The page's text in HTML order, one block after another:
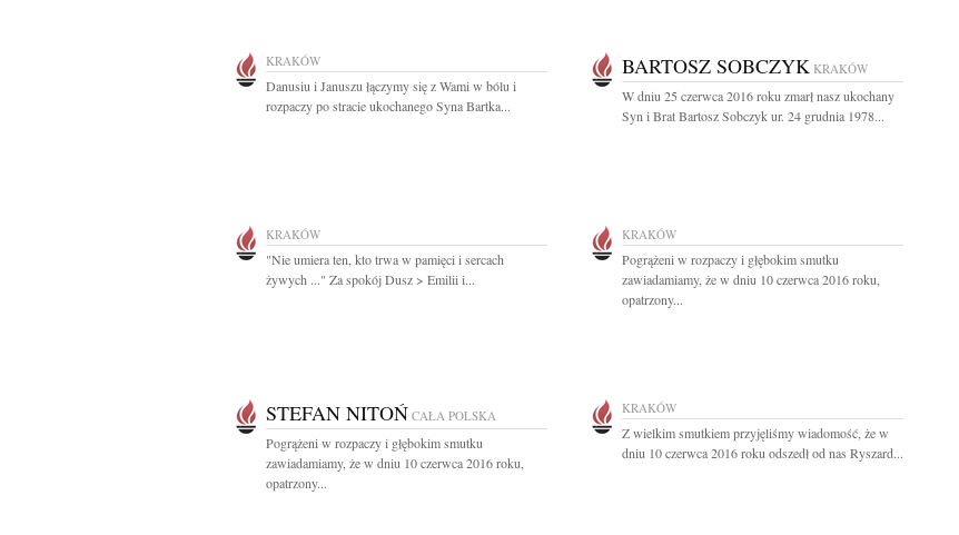
KRAKÓW
Danusiu i Januszu łączymy się z Wami w bólu i
rozpaczy po stracie ukochanego Syna Bartka...
BARTOSZ SOBCZYK KRAKÓW
W dniu 25 czerwca 2016 roku zmarł nasz ukochany
Syn i Brat Bartosz Sobczyk ur. 24 grudnia 1978...
KRAKÓW
"Nie umiera ten, kto trwa w pamięci i sercach
żywych ..." Za spokój Dusz > Emilii i...
KRAKÓW
Pogrążeni w rozpaczy i głębokim smutku
zawiadamiamy, że w dniu 10 czerwca 2016 roku,
opatrzony...
STEFAN NITOŃ CAŁA POLSKA
Pogrążeni w rozpaczy i głębokim smutku
zawiadamiamy, że w dniu 10 czerwca 2016 roku,
opatrzony...
KRAKÓW
Z wielkim smutkiem przyjęliśmy wiadomość, że w
dniu 10 czerwca 2016 roku odszedł od nas Ryszard...